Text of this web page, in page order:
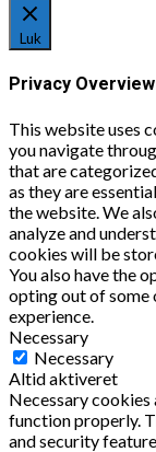
Luk
Privacy Overview
This website uses
you navigate
that are
as they are
the website. We
analyze and
cookies will be
You also have the
opting out of some
experience.
Necessary
Necessary
Altid aktiveret
Necessary
function properly.
and security